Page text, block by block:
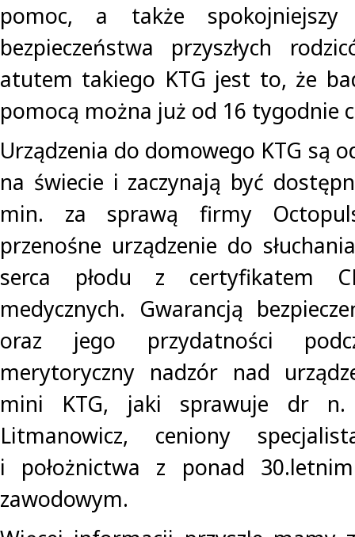
pomoc, a także
bezpieczeństwa przyszłych
atutem takiego KTG jest to, że
pomocą można już od 16 tygodnie
Urządzenia do domowego KTG są
na świecie i zaczynają być
min. za sprawą firmy
przenośne urządzenie do
serca płodu z certyfikatem
medycznych. Gwarancją
oraz jego przydatności
merytoryczny nadzór nad
mini KTG, jaki sprawuje dr
Litmanowicz, ceniony
i położnictwa z ponad
zawodowym.